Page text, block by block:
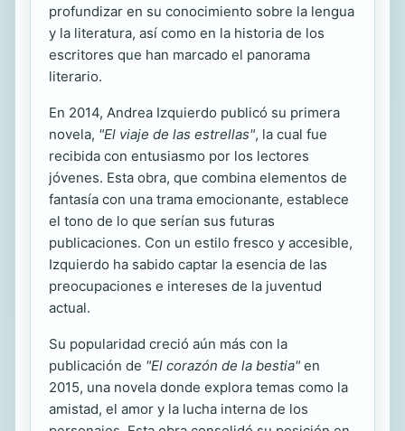
profundizar en su conocimiento sobre la lengua
y la literatura, así como en la historia de los
escritores que han marcado el panorama
literario.
En 2014, Andrea Izquierdo publicó su primera
novela, "El viaje de las estrellas", la cual fue
recibida con entusiasmo por los lectores
jóvenes. Esta obra, que combina elementos de
fantasía con una trama emocionante, establece
el tono de lo que serían sus futuras
publicaciones. Con un estilo fresco y accesible,
Izquierdo ha sabido captar la esencia de las
preocupaciones e intereses de la juventud
actual.
Su popularidad creció aún más con la
publicación de "El corazón de la bestia" en
2015, una novela donde explora temas como la
amistad, el amor y la lucha interna de los